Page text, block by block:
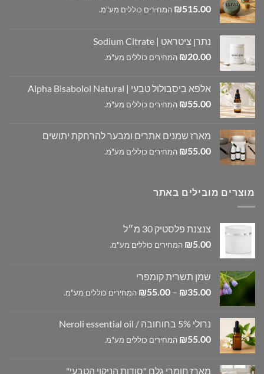
₪515.00 המחירים כוללים מע"מ.
נתרן ציטראט | Sodium Citrate
₪20.00 המחירים כוללים מע"מ.
אלפא ביסבולול טבעי | Alpha Bisabolol Natural
₪55.00 המחירים כוללים מע"מ.
מארז שמנים אתרים ומבער להרחקת יתושים
₪55.00 המחירים כוללים מע"מ.
מוצרים מובילים באתר
צנצנת פלסטיק 30 מ״ל
₪5.00 המחירים כוללים מע"מ.
שמן תשרית קומפרי
₪35.00
–
₪55.00
טווח
עד
המחירים כוללים מע"מ.
נרולי 5% בחוחובה / Neroli essential oil
₪55.00 המחירים כוללים מע"מ.
מארז חומרי גלם "סודות הניקוי הטבעי"